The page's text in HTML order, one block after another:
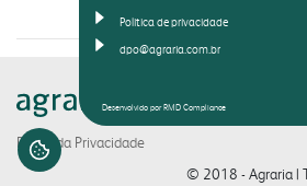
Portal da Privacidade
© 2018 - Agraria |
Politica de privacidade
dpo@agraria.com.br
Desenvolvido por RMD Compliance